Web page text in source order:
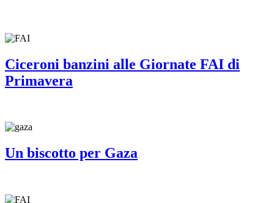
Ciceroni banzini alle Giornate FAI di
Primavera
Un biscotto per Gaza